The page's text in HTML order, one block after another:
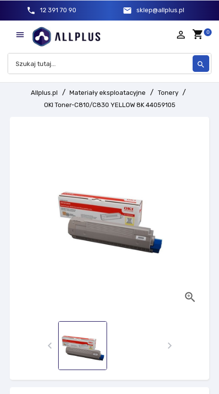
phone 12 391 70 90 mail sklep@allplus.pl
 shopping_cart 0
person_outline
search
Allplus.pl Materiały eksploatacyjne
Tonery
OKI Toner-C810/C830 YELLOW 8K 44059105

 